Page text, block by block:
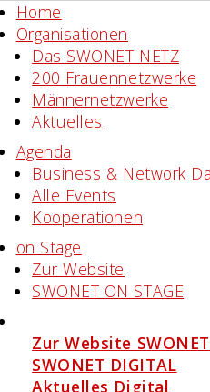
Home
Organisationen
Das SWONET NETZ
200 Frauen­netzwerke
Männernetzwerke
Aktuelles
Agenda
Business & Network
Alle Events
Kooperationen
on Stage
Zur Website
SWONET ON STAGE
Zur Website
SWONET DIGITAL
Aktuelles Digital